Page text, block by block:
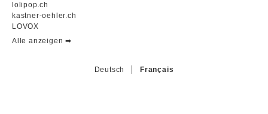
lolipop.ch
kastner-oehler.ch
LOVOX
Alle anzeigen ➡︎
Deutsch Français